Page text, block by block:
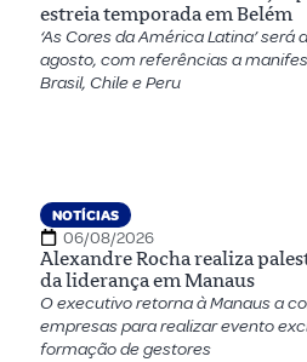
estreia temporada em Belém
‘As Cores da América Latina’ será
agosto, com referências a
Brasil, Chile e Peru
NOTÍCIAS
06/08/2026
Alexandre Rocha realiza
da liderança em Manaus
O executivo retorna à Manaus a
empresas para realizar evento
formação de gestores